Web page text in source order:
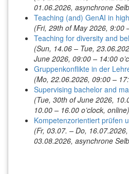
01.06.2026, asynchrone
Teaching (and) GenAI in
(Fri, 29th of May 2026, 9:00
Teaching for diversity and
(Sun, 14.06 – Tue,
June 2026, 09:00 – 14:00
Gruppenkonflikte in der
(Mo, 22.06.2026, 09:00 –
Supervising bachelor and
(Tue, 30th of June 2026,
10.00 – 16.00 o’clock, online)
Kompetenzorientiert prüfen
(Fr, 03.07. – Do,
03.08.2026, asynchrone